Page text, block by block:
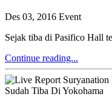
Des 03, 2016 Event
Sejak tiba di Pasifico Hall
Continue reading...